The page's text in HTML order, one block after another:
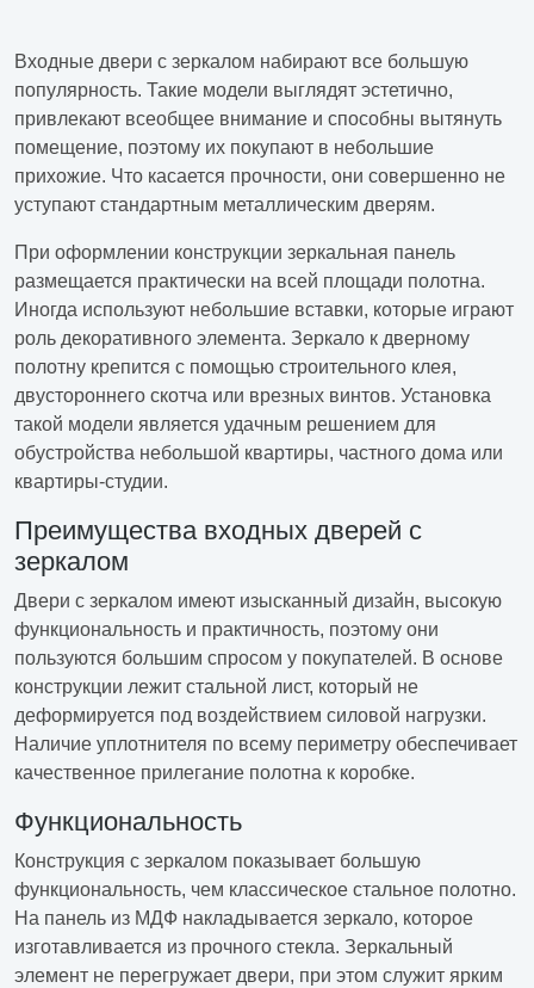
Входные двери с зеркалом набирают все большую
популярность. Такие модели выглядят эстетично,
привлекают всеобщее внимание и способны вытянуть
помещение, поэтому их покупают в небольшие
прихожие. Что касается прочности, они совершенно не
уступают стандартным металлическим дверям.
При оформлении конструкции зеркальная панель
размещается практически на всей площади полотна.
Иногда используют небольшие вставки, которые играют
роль декоративного элемента. Зеркало к дверному
полотну крепится с помощью строительного клея,
двустороннего скотча или врезных винтов. Установка
такой модели является удачным решением для
обустройства небольшой квартиры, частного дома или
квартиры-студии.
Преимущества входных дверей с
зеркалом
Двери с зеркалом имеют изысканный дизайн, высокую
функциональность и практичность, поэтому они
пользуются большим спросом у покупателей. В основе
конструкции лежит стальной лист, который не
деформируется под воздействием силовой нагрузки.
Наличие уплотнителя по всему периметру обеспечивает
качественное прилегание полотна к коробке.
Функциональность
Конструкция с зеркалом показывает большую
функциональность, чем классическое стальное полотно.
На панель из МДФ накладывается зеркало, которое
изготавливается из прочного стекла. Зеркальный
элемент не перегружает двери, при этом служит ярким